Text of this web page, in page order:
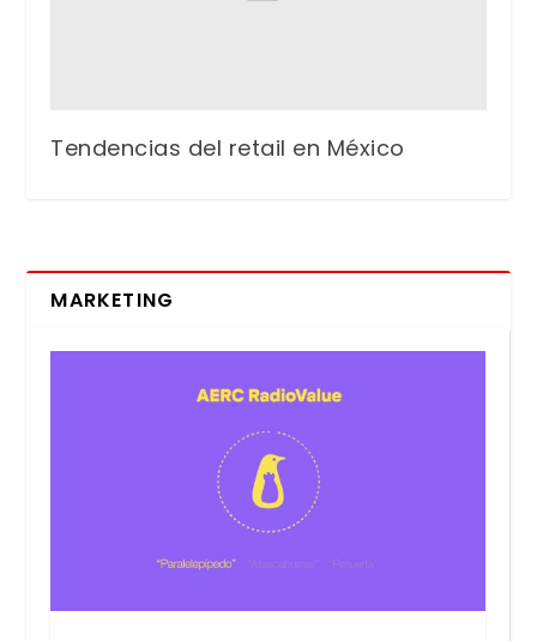
Tendencias del retail en México
MARKETING